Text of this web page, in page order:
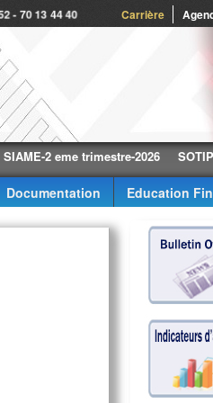
Carrière
- 70 13 44 40
2 eme trimestre-2026
Documentation
Education